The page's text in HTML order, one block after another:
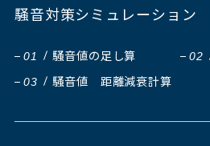
騒音対策シミュレーション
01 騒音値の足し算 02
03 騒音値 距離減衰計算